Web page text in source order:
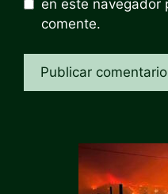
en este navegador
comente.